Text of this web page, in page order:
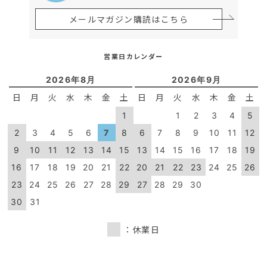
メールマガジン購読はこちら
営業日カレンダー
2026年8月
日 月 火 水 木 金 土
1
2
3 4 5 6 7
8
9
10 11 12 13 14
15
16
17 18 19 20 21
22
23
24 25 26 27 28
29
30
31
2026年9月
日 月 火 水 木 金 土
1 2 3 4
5
6
7 8 9 10 11
12
13
14 15 16 17 18
19
20
21 22 23 24 25
26
27
28 29 30
：休業日